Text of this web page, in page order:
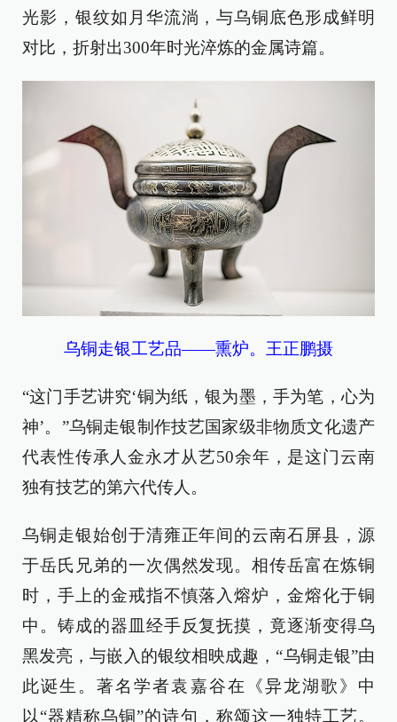
光影，银纹如月华流淌，与乌铜底色形成鲜明
对比，折射出300年时光淬炼的金属诗篇。
乌铜走银工艺品——熏炉。王正鹏摄
“这门手艺讲究‘铜为纸，银为墨，手为笔，心为
神’。”乌铜走银制作技艺国家级非物质文化遗产
代表性传承人金永才从艺50余年，是这门云南
独有技艺的第六代传人。
乌铜走银始创于清雍正年间的云南石屏县，源
于岳氏兄弟的一次偶然发现。相传岳富在炼铜
时，手上的金戒指不慎落入熔炉，金熔化于铜
中。铸成的器皿经手反复抚摸，竟逐渐变得乌
黑发亮，与嵌入的银纹相映成趣，“乌铜走银”由
此诞生。著名学者袁嘉谷在《异龙湖歌》中
以“器精称乌铜”的诗句，称颂这一独特工艺。